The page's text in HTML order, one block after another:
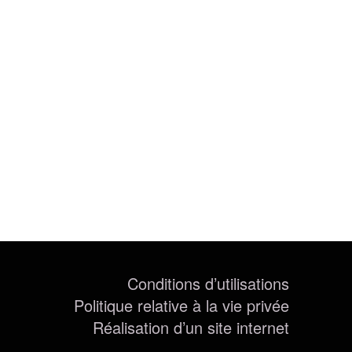
Conditions d’utilisations
Politique relative à la vie privée
Réalisation d’un site internet